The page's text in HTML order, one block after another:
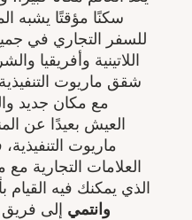
سكنًا مؤقتًا يشبه
للسفر التجاري في
اللاتينية وأفريقيا
شقق ماريوت
مع مكان جديد
العيش بعيدًا عن
ماريوت
العلامات التجارية مع
الذي يمكنك فيه القيام
وانتمي إلى